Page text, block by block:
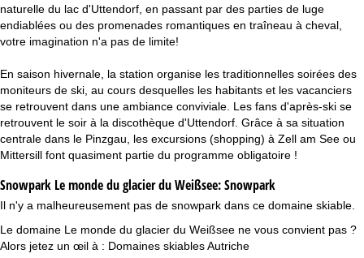
naturelle du lac d'Uttendorf, en passant par des parties de luge
endiablées ou des promenades romantiques en traîneau à cheval,
votre imagination n'a pas de limite!
En saison hivernale, la station organise les traditionnelles soirées des
moniteurs de ski, au cours desquelles les habitants et les vacanciers
se retrouvent dans une ambiance conviviale. Les fans d'après-ski se
retrouvent le soir à la discothèque d'Uttendorf. Grâce à sa situation
centrale dans le Pinzgau, les excursions (shopping) à Zell am See ou
Mittersill font quasiment partie du programme obligatoire !
Snowpark Le monde du glacier du Weißsee:Snowpark
Il n'y a malheureusement pas de snowpark dans ce domaine skiable.
Le domaine Le monde du glacier du Weißsee ne vous convient pas ?
Alors jetez un œil à : Domaines skiables Autriche